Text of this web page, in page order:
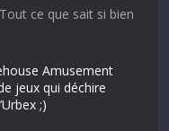
ce que sait si bien
Amusement
jeux qui déchire
;)